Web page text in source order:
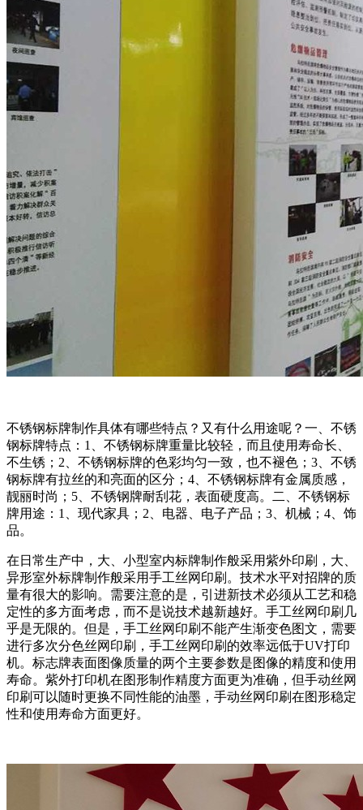
不锈钢标牌制作具体有哪些特点？又有什么用途呢？一、不锈
钢标牌特点：1、不锈钢标牌重量比较轻，而且使用寿命长、
不生锈；2、不锈钢标牌的色彩均匀一致，也不褪色；3、不锈
钢标牌有拉丝的和亮面的区分；4、不锈钢标牌有金属质感，
靓丽时尚；5、不锈钢牌耐刮花，表面硬度高。二、不锈钢标
牌用途：1、现代家具；2、电器、电子产品；3、机械；4、饰
品。
在日常生产中，大、小型室内标牌制作般采用紫外印刷，大、
异形室外标牌制作般采用手工丝网印刷。技术水平对招牌的质
量有很大的影响。需要注意的是，引进新技术必须从工艺和稳
定性的多方面考虑，而不是说技术越新越好。手工丝网印刷几
乎是无限的。但是，手工丝网印刷不能产生渐变色图文，需要
进行多次分色丝网印刷，手工丝网印刷的效率远低于UV打印
机。标志牌表面图像质量的两个主要参数是图像的精度和使用
寿命。紫外打印机在图形制作精度方面更为准确，但手动丝网
印刷可以随时更换不同性能的油墨，手动丝网印刷在图形稳定
性和使用寿命方面更好。